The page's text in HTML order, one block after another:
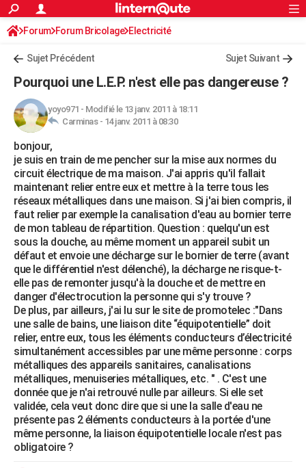
ACTUALITÉS
Politique
Société
Faits Divers
Education
Monde
Villes
+
FINANCE
Retraite
Impôts
Epargne
Immobilier
Risques naturels par ville
Banque
Assurance
Crédit
AUTO
Essais
Réserver un essai
Citadines
Berlines
SUV
Forum auto
+HIGH-TECH
Mobiles
Meilleur smartphone
Internet
Ordinateurs
Jeux vidéo
Guide high-tech
+BRICOLAGE
Forum
Aménagement intérieur
Extérieur
Cuisine
Salle de bains
Jardinage
Rangement
WEEK-END
Guides de France
Escapades
Patrimoine
Expositions
Musées
Week-end nature
LIFESTYLE
Art de vivre
Bien-être
Loisirs
Modes de vie
SANTE
Alimentation
Guide de la santé
Maladies
Médicaments
Sommeil
VOYAGE
Destinations
City break
Voyage nature
Voyage de noces
Forum
Climat
+PHOTO
GUIDES D'ACHAT
BONS PLANS
CARTE DE VOEUX
Carte de Noël
Carte Bonne année
Carte Saint-Valentin
Carte Pâques
Carte d'anniversaire
DICTIONNAIRE
S'inscrire
Connexion
Forum Forum Bricolage Electricité
Sujet Précédent Sujet Suivant
Pourquoi une L.E.P. n'est elle pas dangereuse ?
yoyo971 - Modifié le 13 janv. 2011 à 18:11
Carminas - 14 janv. 2011 à 08:30
bonjour,
je suis en train de me pencher sur la mise aux normes du
circuit électrique de ma maison. J'ai appris qu'il fallait
maintenant relier entre eux et mettre à la terre tous les
réseaux métalliques dans une maison. Si j'ai bien compris, il
faut relier par exemple la canalisation d'eau au bornier terre
de mon tableau de répartition. Question : quelqu'un est
sous la douche, au même moment un appareil subit un
défaut et envoie une décharge sur le bornier de terre (avant
que le différentiel n'est délenché), la décharge ne risque-t-
elle pas de remonter jusqu'à la douche et de mettre en
danger d'électrocution la personne qui s'y trouve ?
De plus, par ailleurs, j'ai lu sur le site de promotelec :"Dans
une salle de bains, une liaison dite “équipotentielle” doit
relier, entre eux, tous les éléments conducteurs d’électricité
simultanément accessibles par une même personne : corps
métalliques des appareils sanitaires, canalisations
métalliques, menuiseries métalliques, etc. " . C'est une
donnée que je n'ai retrouvé nulle par ailleurs. Si elle set
validée, cela veut donc dire que si une la salle d'eau ne
présente pas 2 éléments conducteurs à la portée d'une
même personne, la liaison équipotentielle locale n'est pas
obligatoire ?